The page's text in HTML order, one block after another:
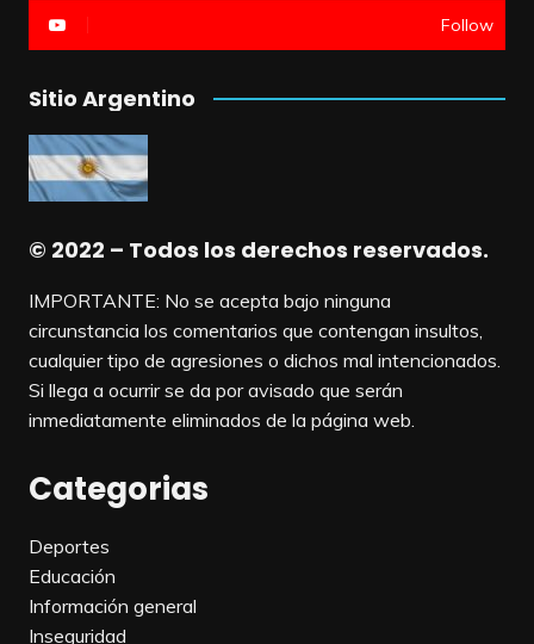
Follow
Sitio Argentino
© 2022 – Todos los derechos reservados.
IMPORTANTE: No se acepta bajo ninguna
circunstancia los comentarios que contengan insultos,
cualquier tipo de agresiones o dichos mal intencionados.
Si llega a ocurrir se da por avisado que serán
inmediatamente eliminados de la página web.
Categorias
Deportes
Educación
Información general
Inseguridad